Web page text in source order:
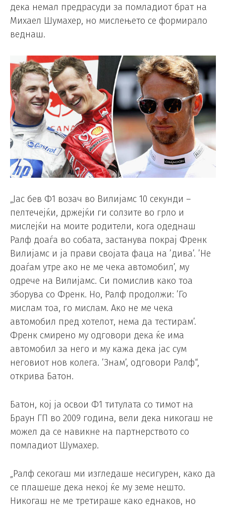
дека немал предрасуди за помладиот брат на
Михаел Шумахер, но мислењето се формирало
веднаш.
„Јас бев Ф1 возач во Вилијамс 10 секунди –
пелтечејќи, држејќи ги солзите во грло и
мислејќи на моите родители, кога одеднаш
Ралф доаѓа во собата, застанува покрај Френк
Вилијамс и ја прави својата фаца на ’дива’. ’Не
доаѓам утре ако не ме чека автомобил’, му
одрече на Вилијамс. Си помислив како тоа
зборува со Френк. Но, Ралф продолжи: ’Го
мислам тоа, го мислам. Ако не ме чека
автомобил пред хотелот, нема да тестирам’.
Френк смирено му одговори дека ќе има
автомобил за него и му кажа дека јас сум
неговиот нов колега. ’Знам’, одговори Ралф“,
открива Батон.
Батон, кој ја освои Ф1 титулата со тимот на
Браун ГП во 2009 година, вели дека никогаш не
можел да се навикне на партнерството со
помладиот Шумахер.
„Ралф секогаш ми изгледаше несигурен, како да
се плашеше дека некој ќе му земе нешто.
Никогаш не ме третираше како еднаков, но